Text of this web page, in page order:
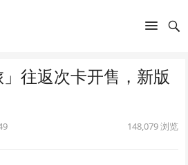
往返次卡开售，新版
148,079浏览